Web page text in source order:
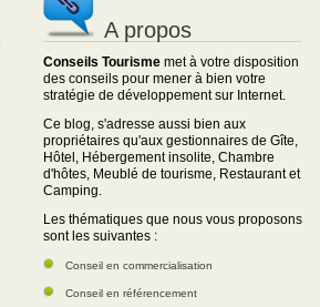
A propos
Conseils Tourismemet à votre disposition
des conseils pour mener à bien votre
stratégie de développement sur Internet.
Ce blog, s'adresse aussi bien aux
propriétaires qu'aux gestionnaires de Gîte,
Hôtel, Hébergement insolite, Chambre
d'hôtes, Meublé de tourisme, Restaurant et
Camping.
Les thématiques que nous vous proposons
sont les suivantes :
Conseil en commercialisation
Conseil en référencement